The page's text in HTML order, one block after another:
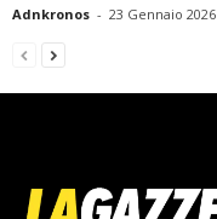
Adnkronos - 23 Gennaio 2026